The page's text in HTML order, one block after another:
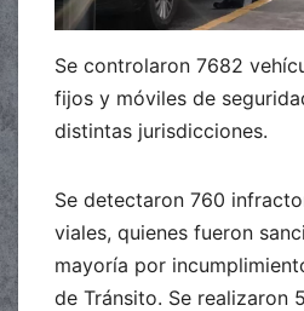
Se controlaron 7682
fijos y móviles de
distintas jurisdicciones.
Se detectaron 760
viales, quienes fueron
mayoría por
de Tránsito. Se realizaron